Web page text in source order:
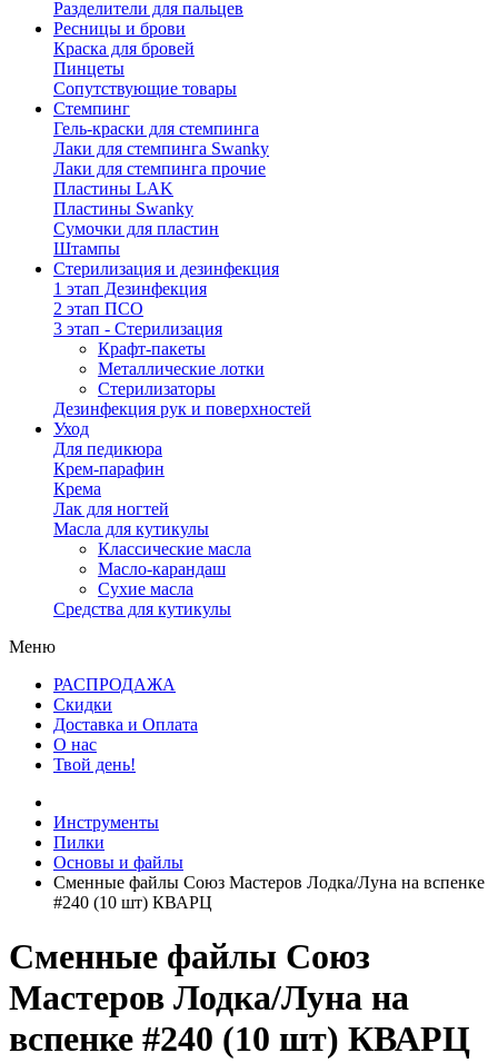
Разделители для пальцев
Ресницы и брови
Краска для бровей
Пинцеты
Сопутствующие товары
Стемпинг
Гель-краски для стемпинга
Лаки для стемпинга Swanky
Лаки для стемпинга прочие
Пластины LAK
Пластины Swanky
Сумочки для пластин
Штампы
Стерилизация и дезинфекция
1 этап Дезинфекция
2 этап ПСО
3 этап - Стерилизация
Крафт-пакеты
Металлические лотки
Стерилизаторы
Дезинфекция рук и поверхностей
Уход
Для педикюра
Крем-парафин
Крема
Лак для ногтей
Масла для кутикулы
Классические масла
Масло-карандаш
Сухие масла
Средства для кутикулы
Меню
РАСПРОДАЖА
Скидки
Доставка и Оплата
О нас
Твой день!
Инструменты
Пилки
Основы и файлы
Сменные файлы Союз Мастеров Лодка/Луна на вспенке
#240 (10 шт) КВАРЦ
Сменные файлы Союз
Мастеров Лодка/Луна на
вспенке #240 (10 шт) КВАРЦ